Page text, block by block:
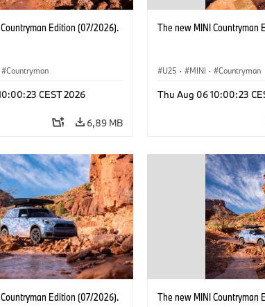
Edition (07/2026).
Countryman
CEST 2026
6,89 MB
The new MINI Countryman
U25 · MINI · Countryman
Thu Aug 06 10:00:23
Edition (07/2026). The new MINI Countryman